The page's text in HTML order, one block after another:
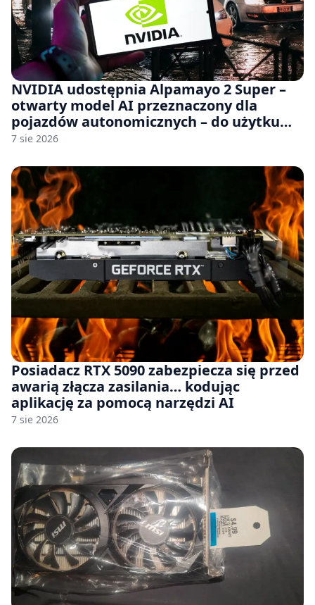
NVIDIA udostępnia Alpamayo 2 Super –
otwarty model AI przeznaczony dla
pojazdów autonomicznych – do użytku
komercyjnego
7 sie 2026
Posiadacz RTX 5090 zabezpiecza się przed
awarią złącza zasilania… kodując
aplikację za pomocą narzędzi AI
7 sie 2026